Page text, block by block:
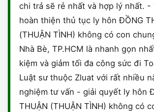
chi trả sẽ rẻ nhất và hợp lý nhất. -
hoàn thiện thủ tục ly hôn ĐỒNG
(THUẬN TÌNH) không có con
Nhà Bè, TP.HCM là nhanh gọn
kiệm và giảm tối đa công sức đi
Luật sư thuộc Zluat với rất nhiều
nghiệm tư vấn - giải quyết ly hôn
THUẬN (THUẬN TÌNH) không có